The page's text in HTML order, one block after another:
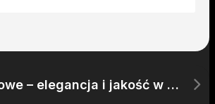
Metki kartonowe – elegancja i jakość w każdym detalu